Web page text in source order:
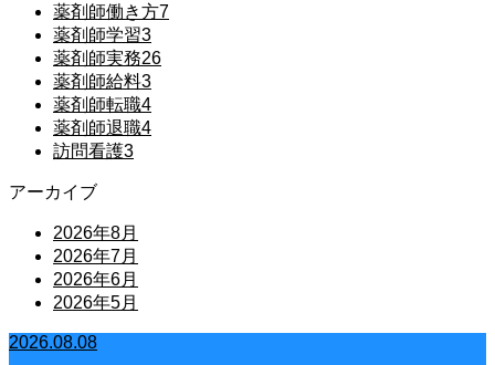
薬剤師働き方7
薬剤師学習3
薬剤師実務26
薬剤師給料3
薬剤師転職4
薬剤師退職4
訪問看護3
アーカイブ
2026年8月
2026年7月
2026年6月
2026年5月
2026.08.08